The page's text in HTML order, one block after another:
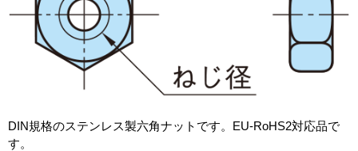
DIN規格のステンレス製六角ナットです。EU-RoHS2対応品で
す。